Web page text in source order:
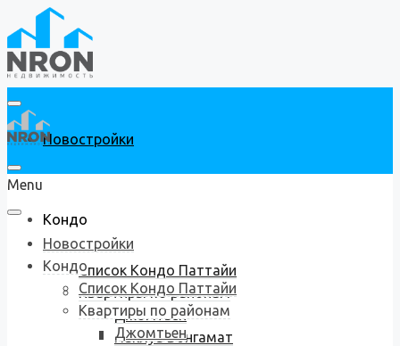
Новостройки
Кондо
Список Кондо Паттайи
Квартиры по районам
Джомтьен
Наклуа Вонгамат
Menu
Новостройки
Кондо
Список Кондо Паттайи
Квартиры по районам
Джомтьен